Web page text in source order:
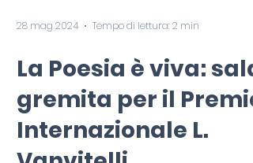
28 mag 2024 Tempo di lettura: 2 min